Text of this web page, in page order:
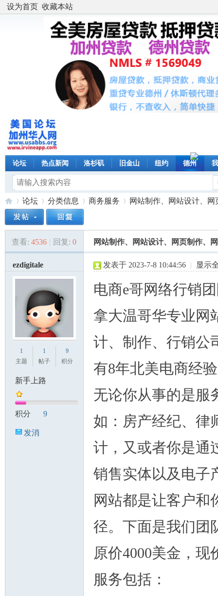
设为首页 收藏本站
论坛 热点新闻 洛杉矶 旧金山 纽约 德州
美»
论坛
›
分类信息 商务服务
›
网站制作、网站设计、
查看: 4536 | 回复: 0 网站制作、网站设计、网页制作、
ezdigitale
1
主题
1
帖子
9
积分
新手上路
积分 9
发消
发表于 2023-7-8 10:44:56 | 显示
电商e哥网络行销
拿大温哥华专业网
计、制作、行销公
有8年北美电商经
无论你从事的是服
如：房产经纪、律
计，又或者你是通
销售实体以及电子
网站都是让客户和
径。下面是我们团
原价4000美金，现
服务包括：